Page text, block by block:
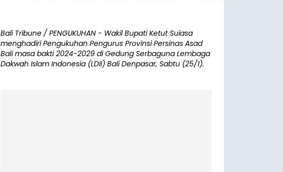
Bali Tribune / PENGUKUHAN - Wakil Bupati Ketut Suiasa
menghadiri Pengukuhan Pengurus Provinsi Persinas Asad
Bali masa bakti 2024-2029 di Gedung Serbaguna Lembaga
Dakwah Islam Indonesia (LDII) Bali Denpasar, Sabtu (25/1).